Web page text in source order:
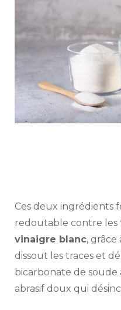
Ces deux ingrédients
redoutable contre les
vinaigre blanc, grâce
dissout les traces et
bicarbonate de
abrasif doux qui